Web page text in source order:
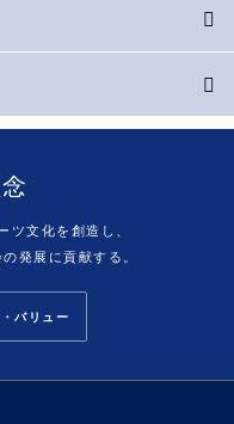
文化を創造し、
発展に貢献する。
バリュー